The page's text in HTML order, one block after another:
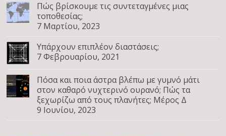
Πώς βρίσκουμε τις συντεταγμένες μιας
τοποθεσίας;
7 Μαρτίου, 2023
Υπάρχουν επιπλέον διαστάσεις;
7 Φεβρουαρίου, 2021
Πόσα και ποια άστρα βλέπω με γυμνό μάτι
στον καθαρό νυχτερινό ουρανό; Πώς τα
ξεχωρίζω από τους πλανήτες; Μέρος Δ
9 Ιουνίου, 2023